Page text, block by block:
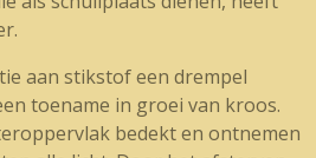
aan stikstof een drempel
toename in groei van kroos.
bedekt en ontnemen